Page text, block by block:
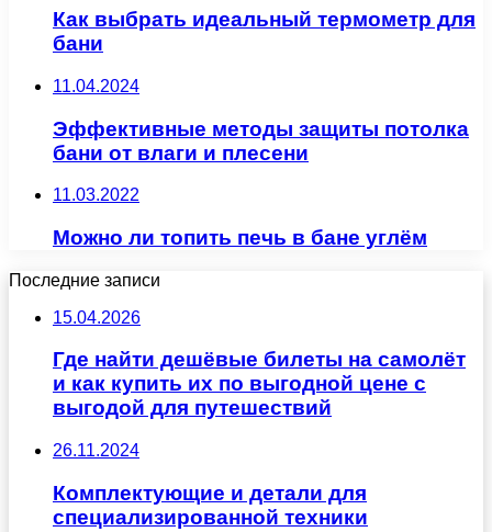
Как выбрать идеальный термометр для
бани
11.04.2024
Эффективные методы защиты потолка
бани от влаги и плесени
11.03.2022
Можно ли топить печь в бане углём
Последние записи
15.04.2026
Где найти дешёвые билеты на самолёт
и как купить их по выгодной цене с
выгодой для путешествий
26.11.2024
Комплектующие и детали для
специализированной техники